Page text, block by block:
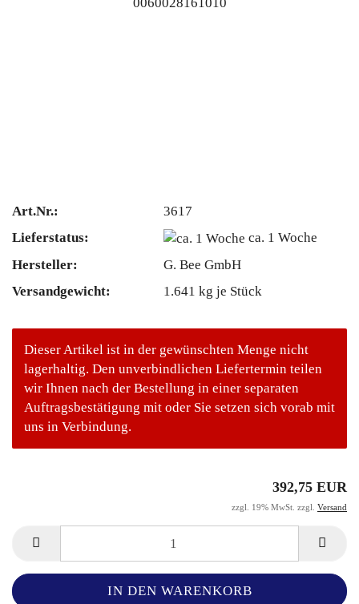
Art.Nr.:
3617
Lieferstatus:
ca. 1 Woche
Hersteller:
G. Bee GmbH
Versandgewicht:
1.641 kg je Stück
Dieser Artikel ist in der gewünschten Menge nicht
lagerhaltig. Den unverbindlichen Liefertermin teilen
wir Ihnen nach der Bestellung in einer separaten
Auftragsbestätigung mit oder Sie setzen sich vorab mit
uns in Verbindung.
392,75 EUR
zzgl. 19% MwSt. zzgl. Versand